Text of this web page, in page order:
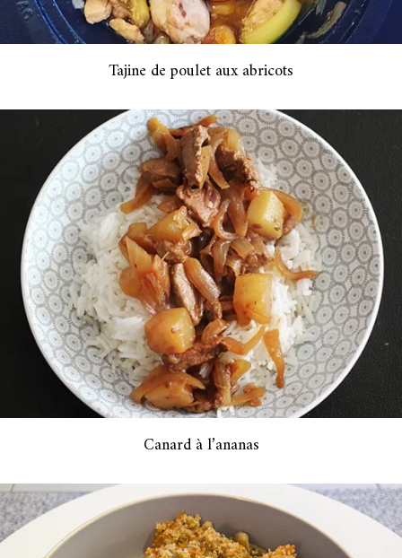
Tajine de poulet aux abricots
Canard à l’ananas